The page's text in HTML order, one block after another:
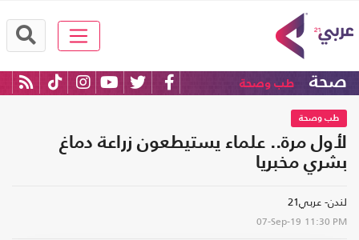
صحة طب وصحة
طب وصحة
لأول مرة.. علماء يستيطعون زراعة دماغ
بشري مخبريا
لندن- عربي21
07-Sep-19 11:30 PM